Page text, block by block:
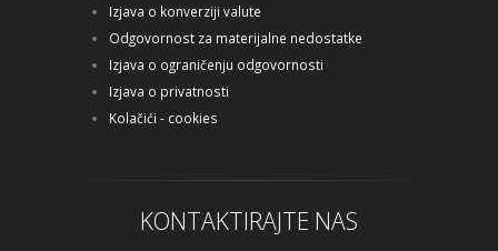
Izjava o konverziji valute
Odgovornost za materijalne nedostatke
Izjava o ograničenju odgovornosti
Izjava o privatnosti
Kolačići - cookies
KONTAKTIRAJTE NAS